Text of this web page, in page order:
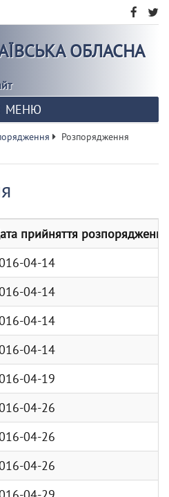
ОБЛАСНА
МЕНЮ
Розпорядження
прийняття розпорядження
04-14
04-14
04-14
04-14
04-19
04-26
04-26
04-26